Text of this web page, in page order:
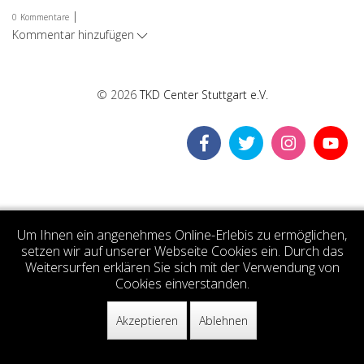
0 Kommentare |
Kommentar hinzufügen
© 2026TKD Center Stuttgart e.V.
Um Ihnen ein angenehmes Online-Erlebis zu ermöglichen,
setzen wir auf unserer Webseite Cookies ein. Durch das
Weitersurfen erklären Sie sich mit der Verwendung von
Cookies einverstanden.
Akzeptieren Ablehnen